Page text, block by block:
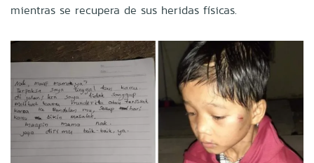
mientras se recupera de sus heridas físicas.